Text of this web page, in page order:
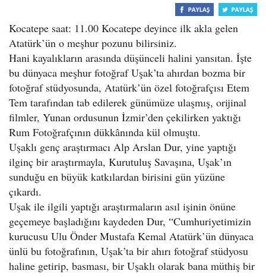
Kocatepe saat: 11.00 Kocatepe deyince ilk akla gelen
Atatürk’ün o meşhur pozunu bilirsiniz.
Hani kayalıkların arasında düşünceli halini yansıtan. İşte
bu dünyaca meşhur fotoğraf Uşak’ta ahırdan bozma bir
fotoğraf stüdyosunda, Atatürk’ün özel fotoğrafçısı Etem
Tem tarafından tab edilerek günümüze ulaşmış, orijinal
filmler, Yunan ordusunun İzmir’den çekilirken yaktığı
Rum Fotoğrafçının dükkânında kül olmuştu.
Uşaklı genç araştırmacı Alp Arslan Dur, yine yaptığı
ilginç bir araştırmayla, Kurutuluş Savaşına, Uşak’ın
sunduğu en büyük katkılardan birisini gün yüzüne
çıkardı.
Uşak ile ilgili yaptığı araştırmaların asıl işinin önüne
geçemeye başladığını kaydeden Dur, “Cumhuriyetimizin
kurucusu Ulu Önder Mustafa Kemal Atatürk’ün dünyaca
ünlü bu fotoğrafının, Uşak’ta bir ahırı fotoğraf stüdyosu
haline getirip, basması, bir Uşaklı olarak bana müthiş bir